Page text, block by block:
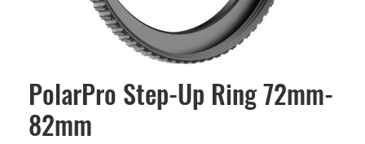
PolarPro Step-Up Ring 72mm-
82mm
Skip
beginning